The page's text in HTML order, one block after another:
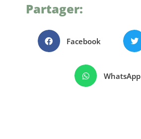
Partager:
Facebook
WhatsApp